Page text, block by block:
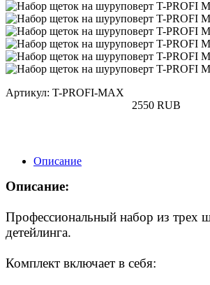
Артикул: T-PROFI-MAX
2550 RUB
Описание
Описание:
Профессиональный набор из трех
детейлинга.
Комплект включает в себя: